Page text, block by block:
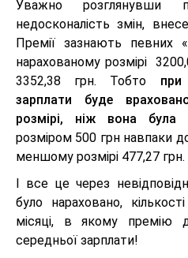
Уважно розглянувши
недосконалість змін,
Премії зазнають певних
нарахованому розмірі
3352,38 грн. Тобто при
зарплати буде
розмірі, ніж вона була
розміром 500 грн навпаки
меншому розмірі 477,27 грн.
І все це через
було нараховано,
місяці, в якому премію
середньої зарплати!